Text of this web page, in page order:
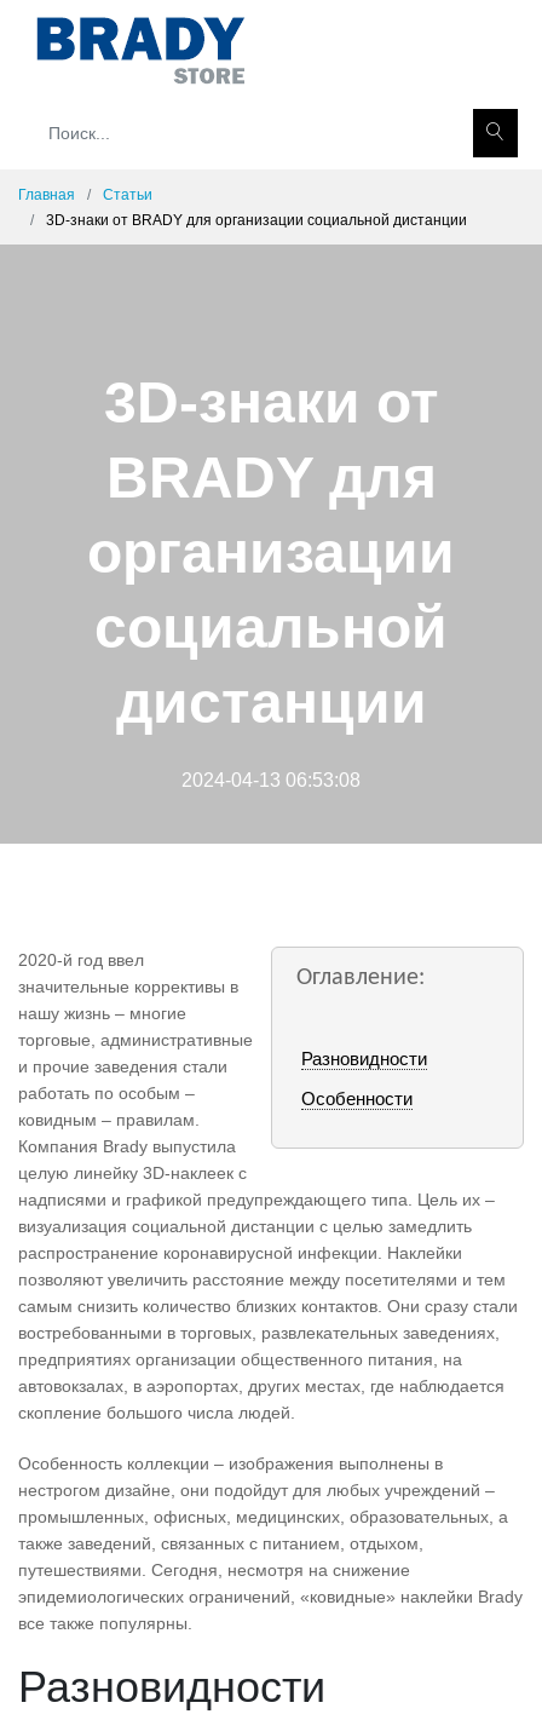
Главная
Статьи
3D-знаки от BRADY для организации социальной дистанции
3D-знаки от
BRADY для
организации
социальной
дистанции
2024-04-13 06:53:08
Оглавление:
Разновидности
Особенности
2020-й год ввел
значительные коррективы в
нашу жизнь – многие
торговые, административные
и прочие заведения стали
работать по особым –
ковидным – правилам.
Компания Brady выпустила
целую линейку 3D-наклеек с
надписями и графикой предупреждающего типа. Цель их –
визуализация социальной дистанции с целью замедлить
распространение коронавирусной инфекции. Наклейки
позволяют увеличить расстояние между посетителями и тем
самым снизить количество близких контактов. Они сразу стали
востребованными в торговых, развлекательных заведениях,
предприятиях организации общественного питания, на
автовокзалах, в аэропортах, других местах, где наблюдается
скопление большого числа людей.
Особенность коллекции – изображения выполнены в
нестрогом дизайне, они подойдут для любых учреждений –
промышленных, офисных, медицинских, образовательных, а
также заведений, связанных с питанием, отдыхом,
путешествиями. Сегодня, несмотря на снижение
эпидемиологических ограничений, «ковидные» наклейки Brady
все также популярны.
Разновидности